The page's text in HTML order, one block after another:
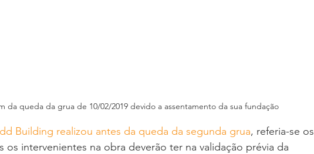
da queda da grua de 10/02/2019 devido a assentamento da sua fundação
Building realizou antes da queda da segunda grua, referia-se os
os intervenientes na obra deverão ter na validação prévia da